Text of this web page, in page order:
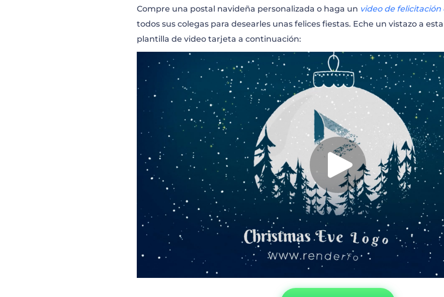
Compre una postal navideña personalizada o haga un video de felicitación
todos sus colegas para desearles unas felices fiestas. Eche un vistazo a
plantilla de video tarjeta a continuación: